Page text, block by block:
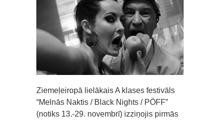
Ziemeļeiropā lielākais A klases festivāls
“Melnās Naktis / Black Nights / PÖFF”
(notiks 13.-29. novembrī) izziņojis pirmās